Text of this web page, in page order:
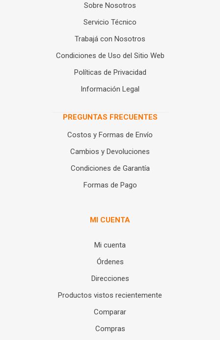
Sobre Nosotros
Servicio Técnico
Trabajá con Nosotros
Condiciones de Uso del Sitio Web
Políticas de Privacidad
Información Legal
PREGUNTAS FRECUENTES
Costos y Formas de Envío
Cambios y Devoluciones
Condiciones de Garantía
Formas de Pago
MI CUENTA
Mi cuenta
Órdenes
Direcciones
Productos vistos recientemente
Comparar
Compras